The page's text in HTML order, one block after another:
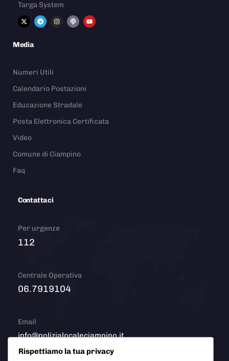
Targa System
Media
Numeri Utili
Calendario Postazioni
Educazione Stradale
Posta Elettronica Certificata
Video
Comune di Ciampino
Faq
Contattaci
Per urgenze
112
Centrale Operativa
06.7919104
Email
info@polizialocaleciampino.it
Rispettiamo la tua privacy